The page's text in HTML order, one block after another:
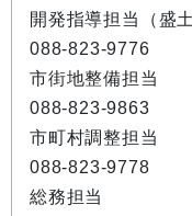
開発指導担当（盛
088-823-9776
市街地整備担当
088-823-9863
市町村調整担当
088-823-9778
総務担当